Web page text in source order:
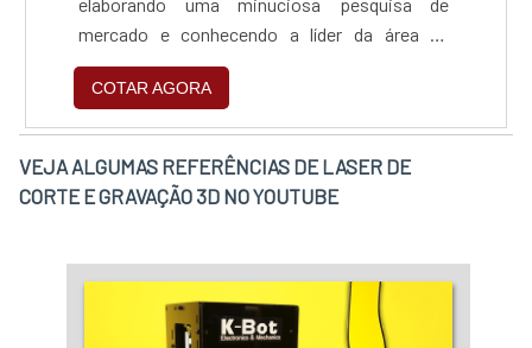
mercado e conhecendo a líder da área de
atuação.Quando o assunto é máquina de
gravação a laser em metal, com os
colaboradores da FHTEC - Máquinas, Peças e
Serviços o cliente poderá contar excelente
custo-benefício com soluções para
manutenções preventivas e corretivas em
SOBRE A MÁQUINA DE GRAVAÇÃO A LASER
EM METALA FHTEC - Máquinas, Peças e
Serviços objetiva sua energia em oferecer aos
COTAR AGORA
VEJA ALGUMAS REFERÊNCIAS DE LASER DE
CORTE E GRAVAÇÃO 3D NO YOUTUBE